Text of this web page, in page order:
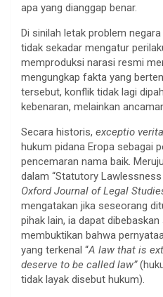
apa yang dianggap benar.
Di sinilah letak problem
tidak sekadar mengatur
memproduksi narasi resmi
mengungkap fakta yang
tersebut, konflik tidak lagi
kebenaran, melainkan
Secara historis, exceptio
hukum pidana Eropa sebagai
pencemaran nama baik.
dalam “Statutory
Oxford Journal of Legal
mengatakan jika seseorang
pihak lain, ia dapat
membuktikan bahwa
yang terkenal “A law that is
deserve to be called law”
tidak layak disebut hukum).